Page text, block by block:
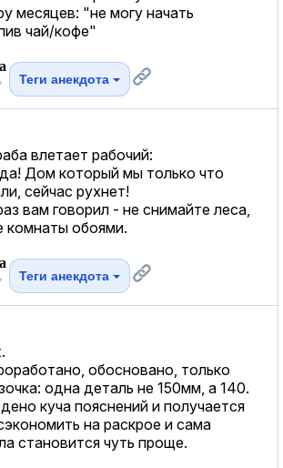
месяцев: "не могу начать
чай/кофе"
Теги анекдота
влетает рабочий:
Дом который мы только что
сейчас рухнет!
вам говорил - не снимайте леса,
комнаты обоями.
Теги анекдота
обосновано, только
одна деталь не 150мм, а 140.
куча пояснений и получается
на раскрое и сама
становится чуть проще.